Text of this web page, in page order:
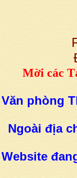
Mời các
Văn phòng
Ngoài địa
Website